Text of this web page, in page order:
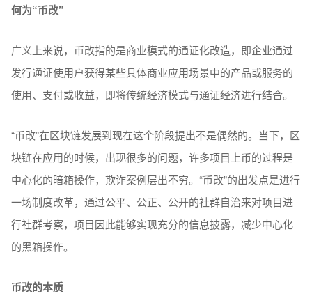
何为“币改”
广义上来说，币改指的是商业模式的通证化改造，即企业通过
发行通证使用户获得某些具体商业应用场景中的产品或服务的
使用、支付或收益，即将传统经济模式与通证经济进行结合。
“币改”在区块链发展到现在这个阶段提出不是偶然的。当下，区
块链在应用的时候，出现很多的问题，许多项目上币的过程是
中心化的暗箱操作，欺诈案例层出不穷。“币改”的出发点是进行
一场制度改革，通过公平、公正、公开的社群自治来对项目进
行社群考察，项目因此能够实现充分的信息披露，减少中心化
的黑箱操作。
币改的本质